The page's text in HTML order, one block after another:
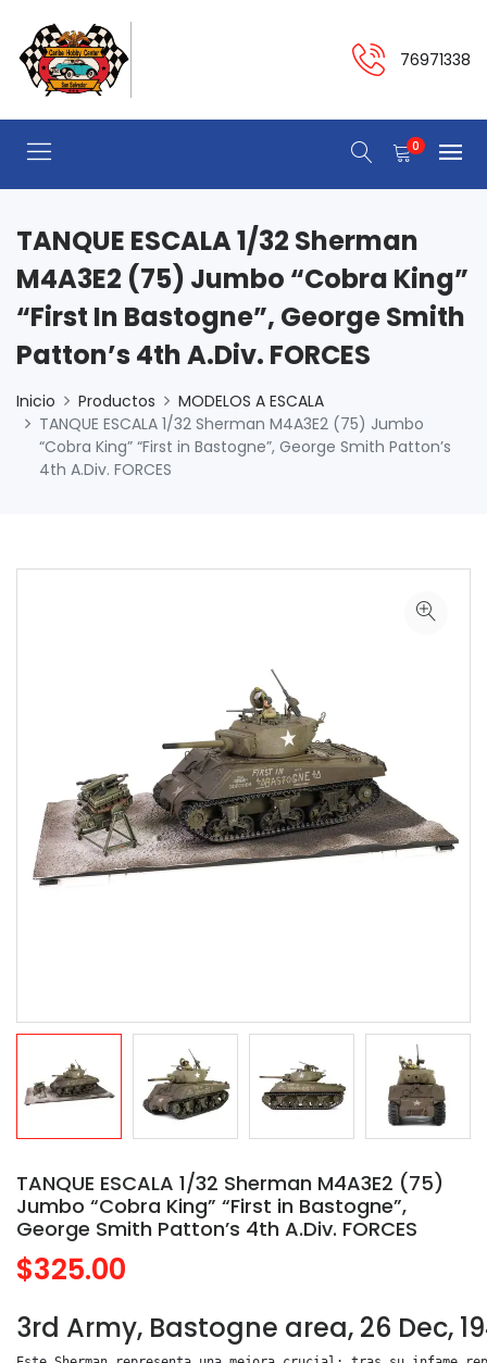
76971338
0
TANQUE ESCALA 1/32 Sherman
M4A3E2 (75) Jumbo “Cobra King”
“First In Bastogne”, George Smith
Patton’s 4th A.Div. FORCES
Inicio Productos
MODELOS A ESCALA
TANQUE ESCALA 1/32 Sherman M4A3E2 (75) Jumbo
“Cobra King” “First in Bastogne”, George Smith Patton’s
4th A.Div. FORCES
TANQUE ESCALA 1/32 Sherman M4A3E2 (75)
Jumbo “Cobra King” “First in Bastogne”,
George Smith Patton’s 4th A.Div. FORCES
$325.00
3rd Army, Bastogne area, 26 Dec,